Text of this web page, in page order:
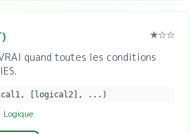
) ★☆☆
quand toutes les conditions
[logical2], ...)
Logique